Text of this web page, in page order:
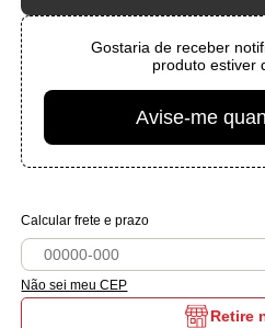
Gostaria de receber
produto estiver
Avise-me
Calcular frete e prazo
Não sei meu CEP
Retire